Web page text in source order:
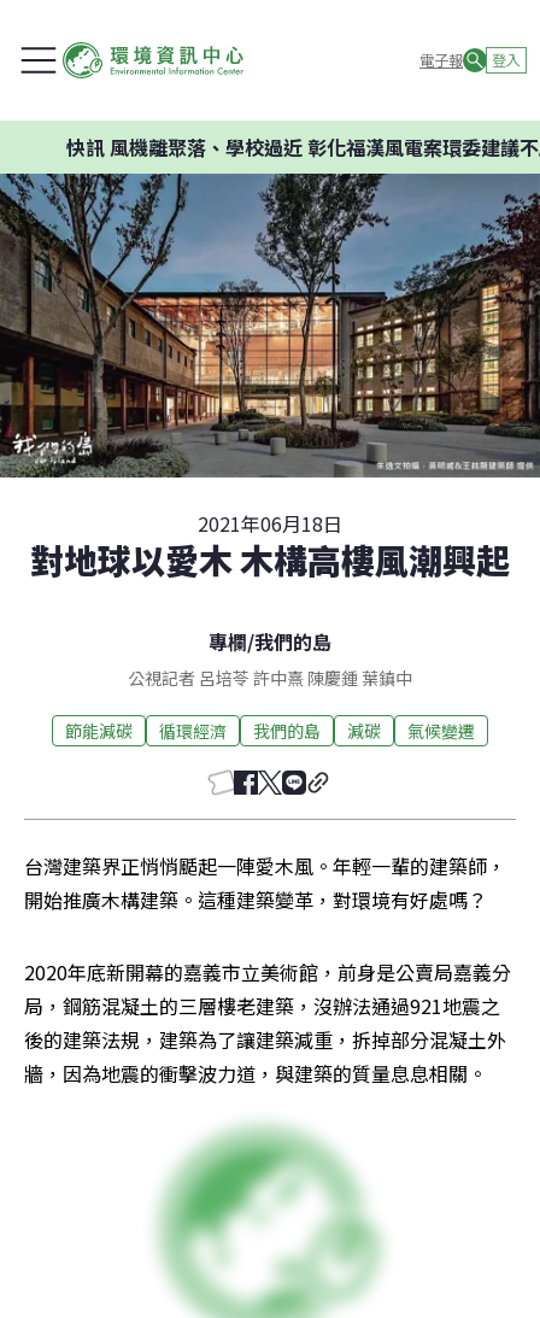
電子報 登入
風機離聚落、學校過近 彰化福漢風電案環委建議不應開發
2021年06月18日
對地球以愛木 木構高樓風潮興起
專欄/我們的島
公視記者 呂培苓 許中熹 陳慶鍾 葉鎮中
節能減碳 循環經濟 我們的島 減碳 氣候變遷
台灣建築界正悄悄颳起一陣愛木風。年輕一輩的建築師，
開始推廣木構建築。這種建築變革，對環境有好處嗎？
2020年底新開幕的嘉義市立美術館，前身是公賣局嘉義分
局，鋼筋混凝土的三層樓老建築，沒辦法通過921地震之
後的建築法規，建築為了讓建築減重，拆掉部分混凝土外
牆，因為地震的衝擊波力道，與建築的質量息息相關。